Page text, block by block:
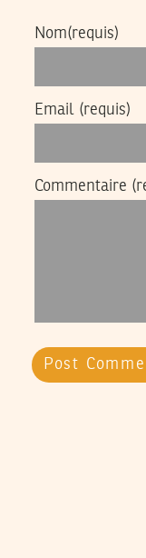
Nom(requis)
Email (requis)
Commentaire